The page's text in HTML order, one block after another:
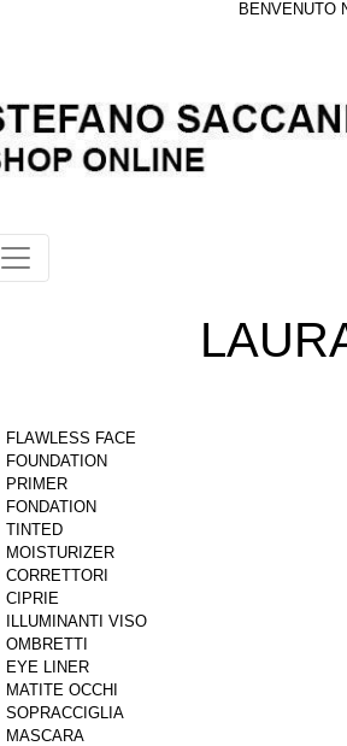
BENVENUTO
FLAWLESS FACE
FOUNDATION
PRIMER
FONDATION
TINTED
MOISTURIZER
CORRETTORI
CIPRIE
ILLUMINANTI VISO
OMBRETTI
EYE LINER
MATITE OCCHI
SOPRACCIGLIA
MASCARA